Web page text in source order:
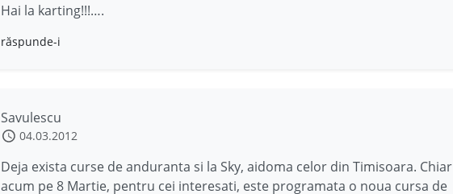
Hai la karting!!!….
răspunde-i
Savulescu
04.03.2012
Deja exista curse de anduranta si la Sky, aidoma celor din Timisoara. Chiar
acum pe 8 Martie, pentru cei interesati, este programata o noua cursa de